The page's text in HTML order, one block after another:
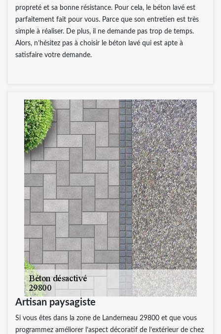
propreté et sa bonne résistance. Pour cela, le béton lavé est
parfaitement fait pour vous. Parce que son entretien est très
simple à réaliser. De plus, il ne demande pas trop de temps.
Alors, n’hésitez pas à choisir le béton lavé qui est apte à
satisfaire votre demande.
Artisan paysagiste
Si vous êtes dans la zone de Landerneau 29800 et que vous
programmez améliorer l’aspect décoratif de l’extérieur de chez